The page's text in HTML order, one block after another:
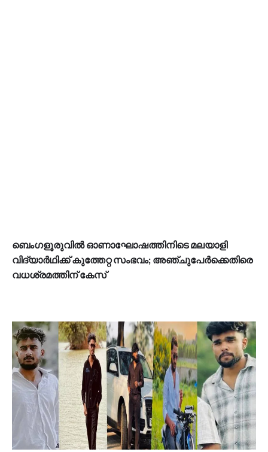
ബെംഗളൂരുവില്‍ ഓണാഘോഷത്തിനിടെ മലയാളി
വിദ്യാര്‍ഥിക്ക് കുത്തേറ്റ സംഭവം; അഞ്ചുപേര്‍ക്കെതിരെ
വധശ്രമത്തിന് കേസ്